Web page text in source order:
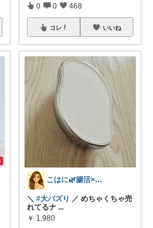
0 0 468
コレ いいね
こはに🌿腸活×美容×暮らし
＼ #大バズり ／ めちゃくちゃ売
れてるナ ...
￥ 1,980